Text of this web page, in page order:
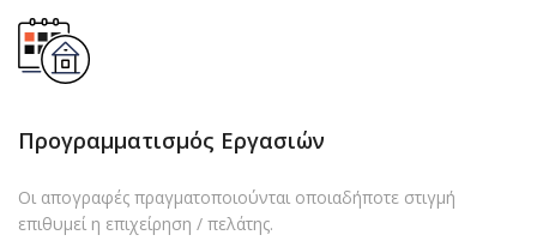
Προγραμματισμός Εργασιών
Οι απογραφές πραγματοποιούνται οποιαδήποτε στιγμή
επιθυμεί η επιχείρηση / πελάτης.